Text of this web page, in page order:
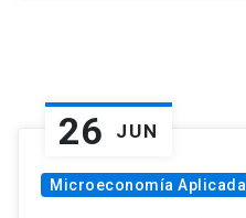
26 JUN
Microeconomía Aplicada